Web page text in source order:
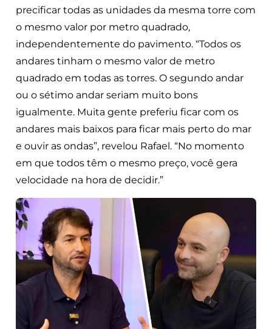
precificar todas as unidades da mesma torre com
o mesmo valor por metro quadrado,
independentemente do pavimento. “Todos os
andares tinham o mesmo valor de metro
quadrado em todas as torres. O segundo andar
ou o sétimo andar seriam muito bons
igualmente. Muita gente preferiu ficar com os
andares mais baixos para ficar mais perto do mar
e ouvir as ondas”, revelou Rafael. “No momento
em que todos têm o mesmo preço, você gera
velocidade na hora de decidir.”